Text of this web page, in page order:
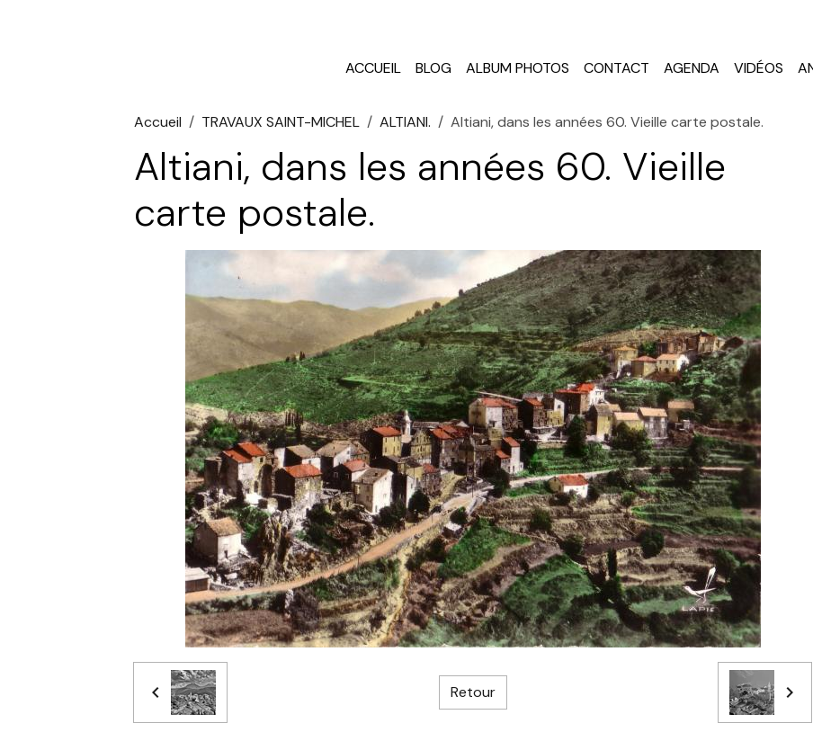
ACCUEIL BLOG ALBUM PHOTOS CONTACT AGENDA VIDÉOS
Accueil TRAVAUX SAINT-MICHEL ALTIANI. Altiani, dans les années 60. Vieille carte postale.
Altiani, dans les années 60. Vieille
carte postale.
Retour